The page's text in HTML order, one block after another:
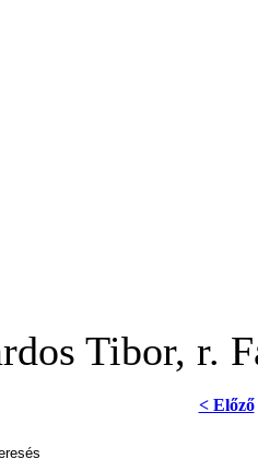
Tibor, r.
< Előző